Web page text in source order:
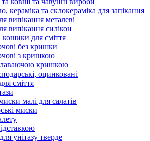
кераміка та склокераміка для запікання
випікання металеві
випікання силікон
для сміття
без кришки
з кришкою
кришкою
оцинковані
сміття
малі для салатів
миски
унітазу тверде